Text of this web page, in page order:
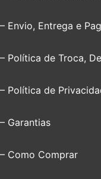
– Envio, Entrega e
– Política de Troca,
– Política de
– Garantias
– Como Comprar